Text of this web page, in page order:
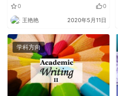
0 0
王艳艳 2020年5月11日
学科方向